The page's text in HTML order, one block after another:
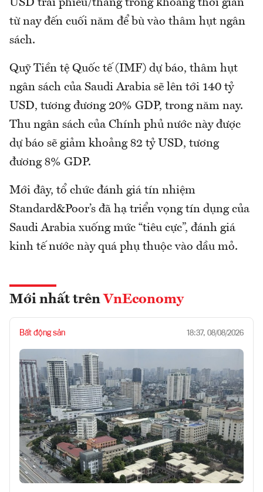
USD trái phiếu/tháng trong khoảng thời gian
từ nay đến cuối năm để bù vào thâm hụt ngân
sách.
Quỹ Tiền tệ Quốc tế (IMF) dự báo, thâm hụt
ngân sách của Saudi Arabia sẽ lên tới 140 tỷ
USD, tương đương 20% GDP, trong năm nay.
Thu ngân sách của Chính phủ nước này được
dự báo sẽ giảm khoảng 82 tỷ USD, tương
đương 8% GDP.
Mới đây, tổ chức đánh giá tín nhiệm
Standard&Poor’s đã hạ triển vọng tín dụng của
Saudi Arabia xuống mức “tiêu cực”, đánh giá
kinh tế nước này quá phụ thuộc vào dầu mỏ.
Mới nhất trên VnEconomy
Bất động sản 18:37, 08/08/2026